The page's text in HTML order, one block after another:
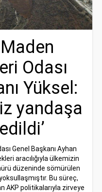
Odası
Yüksel:
yandaşa
Genel Başkanı Ayhan
aracılığıyla ülkemizin
düzeninde sömürülen
Bu süreç,
AKP politikalarıyla zirveye